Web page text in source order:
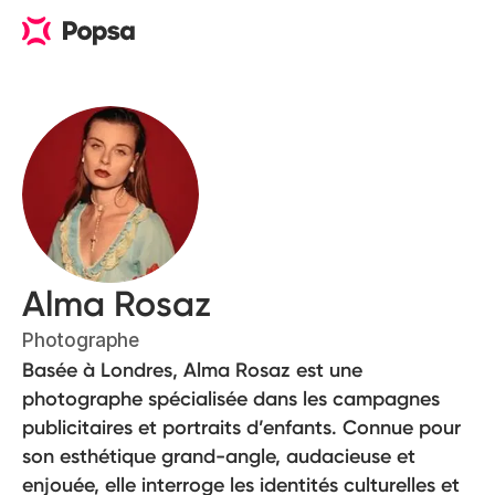
Alma Rosaz
Photographe
Basée à Londres, Alma Rosaz est une
photographe spécialisée dans les campagnes
publicitaires et portraits d’enfants. Connue pour
son esthétique grand-angle, audacieuse et
enjouée, elle interroge les identités culturelles et